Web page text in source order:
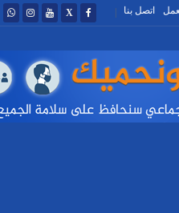
اتصل بنا